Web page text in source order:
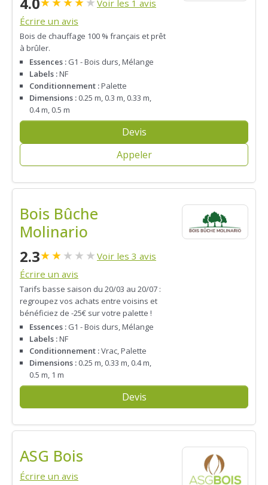
Voir les 1 avis
Écrire un avis
Bois de chauffage 100 % français et prêt
à brûler.
Essences : G1 - Bois durs, Mélange
Labels :NF
Conditionnement :Palette
Dimensions : 0.25 m, 0.3 m, 0.33 m,
0.4 m, 0.5 m
Devis
Appeler
Bois Bûche
Molinario
2.3★★★ ★ ★ Voir les 3 avis
Écrire un avis
Tarifs basse saison du 20/03 au 20/07 :
regroupez vos achats entre voisins et
bénéficiez de -25€ sur votre palette !
Essences : G1 - Bois durs, Mélange
Labels :NF
Conditionnement :Vrac, Palette
Dimensions : 0.25 m, 0.33 m, 0.4 m,
0.5 m, 1 m
Devis
ASG Bois
Écrire un avis